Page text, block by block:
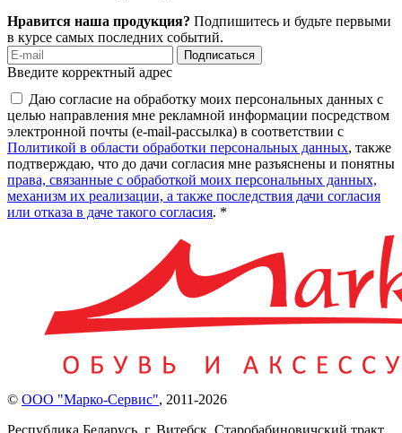
Нравится наша продукция? Подпишитесь и будьте первыми
в курсе самых последних событий.
Подписаться
Введите корректный адрес
Даю согласие на обработку моих персональных данных с
целью направления мне рекламной информации посредством
электронной почты (e-mail-рассылка) в соответствии с
Политикой в области обработки персональных данных, также
подтверждаю, что до дачи согласия мне разъяснены и понятны
права, связанные с обработкой моих персональных данных,
механизм их реализации, а также последствия дачи согласия
или отказа в даче такого согласия. *
© ООО "Марко-Сервис", 2011-2026